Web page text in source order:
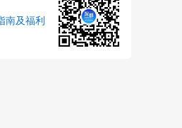
南及福利